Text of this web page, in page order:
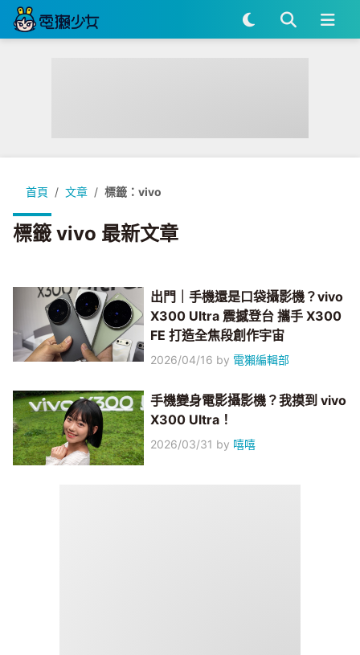
首頁 文章 標籤：vivo
標籤 vivo 最新文章
出門｜手機還是口袋攝影機？vivo
X300 Ultra 震撼登台 攜手 X300
FE 打造全焦段創作宇宙
2026/04/16 by 電獺編輯部
手機變身電影攝影機？我摸到 vivo
X300 Ultra！
2026/03/31 by 嘻嘻